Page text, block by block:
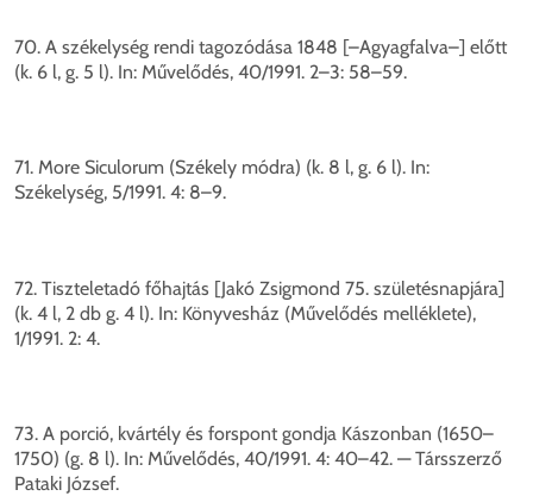
70. A székelység rendi tagozódása 1848 [–Agyagfalva–] előtt
(k. 6 l, g. 5 l). In: Művelődés, 40/1991. 2–3: 58–59.
71. More Siculorum (Székely módra) (k. 8 l, g. 6 l). In:
Székelység, 5/1991. 4: 8–9.
72. Tiszteletadó főhajtás [Jakó Zsigmond 75. születésnapjára]
(k. 4 l, 2 db g. 4 l). In: Könyvesház (Művelődés melléklete),
1/1991. 2: 4.
73. A porció, kvártély és forspont gondja Kászonban (1650–
1750) (g. 8 l). In: Művelődés, 40/1991. 4: 40–42. — Társszerző
Pataki József.